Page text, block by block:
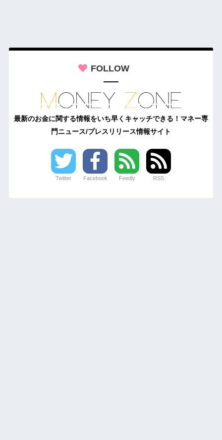
FOLLOW
最新のお金に関する情報をいち早くキャッチできる！マネー専
門ニュース/プレスリリース情報サイト
Twitter Facebook Feedly RSS